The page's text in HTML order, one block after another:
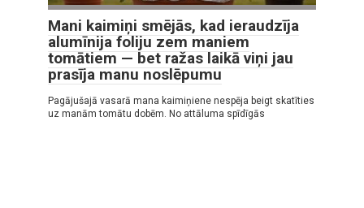
Mani kaimiņi smējās, kad ieraudzīja
alumīnija foliju zem maniem
tomātiem — bet ražas laikā viņi jau
prasīja manu noslēpumu
Pagājušajā vasarā mana kaimiņiene nespēja beigt skatīties
uz manām tomātu dobēm. No attāluma spīdīgās